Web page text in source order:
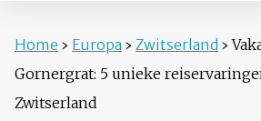
Home › Europa › Zwitserland ›
Gornergrat: 5 unieke
Zwitserland